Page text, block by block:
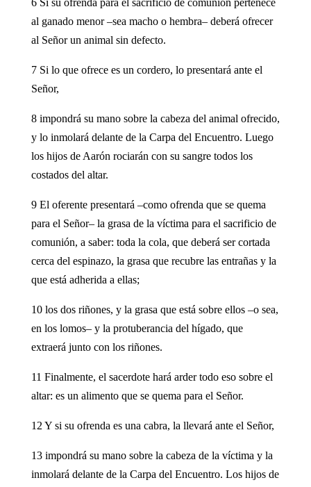
al ganado menor –sea macho o hembra– deberá ofrecer
al Señor un animal sin defecto.
7 Si lo que ofrece es un cordero, lo presentará ante el
Señor,
8 impondrá su mano sobre la cabeza del animal ofrecido,
y lo inmolará delante de la Carpa del Encuentro. Luego
los hijos de Aarón rociarán con su sangre todos los
costados del altar.
9 El oferente presentará –como ofrenda que se quema
para el Señor– la grasa de la víctima para el sacrificio de
comunión, a saber: toda la cola, que deberá ser cortada
cerca del espinazo, la grasa que recubre las entrañas y la
que está adherida a ellas;
10 los dos riñones, y la grasa que está sobre ellos –o sea,
en los lomos– y la protuberancia del hígado, que
extraerá junto con los riñones.
11 Finalmente, el sacerdote hará arder todo eso sobre el
altar: es un alimento que se quema para el Señor.
12 Y si su ofrenda es una cabra, la llevará ante el Señor,
13 impondrá su mano sobre la cabeza de la víctima y la
inmolará delante de la Carpa del Encuentro. Los hijos de